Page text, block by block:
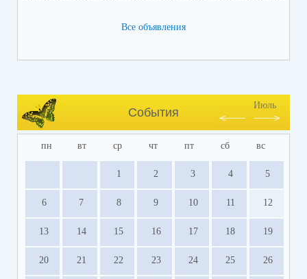
Все объявления
События
Июль
пн вт ср чт пт сб вс
1 2 3 4 5
6 7 8 9 10 11 12
13 14 15 16 17 18 19
20 21 22 23 24 25 26